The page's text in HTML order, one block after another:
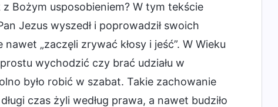
Bożym usposobieniem? W tym tekście
Jezus wyszedł i poprowadził swoich
„zaczęli zrywać kłosy i jeść”. W Wieku
wychodzić czy brać udziału w
było robić w szabat. Takie zachowanie
czas żyli według prawa, a nawet budziło